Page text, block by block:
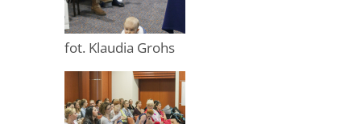
fot. Klaudia Grohs